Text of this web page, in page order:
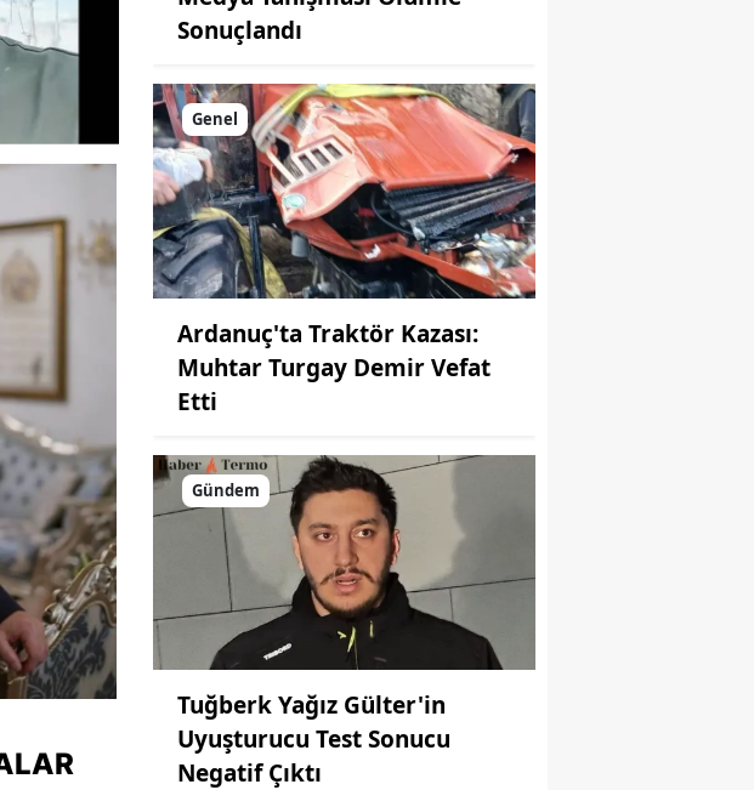
Sonuçlandı
Genel
Ardanuç'ta Traktör Kazası:
Muhtar Turgay Demir Vefat
Etti
Gündem
Tuğberk Yağız Gülter'in
Uyuşturucu Test Sonucu
Negatif Çıktı